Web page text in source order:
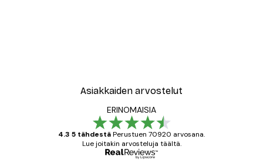
Asiakkaiden arvostelut
ERINOMAISIA
4.3 5 tähdestäPerustuen 70920 arvosana.
Lue joitakin arvosteluja täältä.